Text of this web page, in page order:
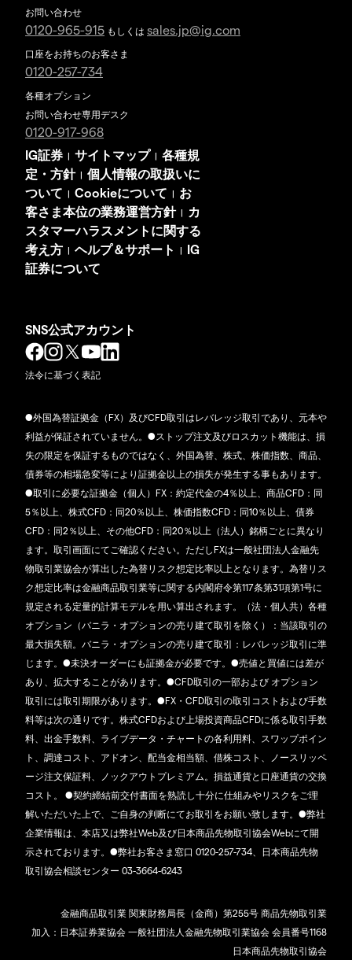
お問い合わせ
0120-965-915 もしくは sales.jp@ig.com
口座をお持ちのお客さま
0120-257-734
各種オプション
お問い合わせ専用デスク
0120-917-968
IG証券 | サイトマップ | 各種規
定・方針| 個人情報の取扱いに
ついて | Cookieについて | お
客さま本位の業務運営方針|
カ
スタマーハラスメントに関する
考え方 | ヘルプ＆サポート | IG
証券について
SNS公式アカウント
法令に基づく表記
●外国為替証拠金（FX）及びCFD取引はレバレッジ取引であり、元本や
利益が保証されていません。●ストップ注文及びロスカット機能は、損
失の限定を保証するものではなく、外国為替、株式、株価指数、商品、
債券等の相場急変等により証拠金以上の損失が発生する事もあります。
●取引に必要な証拠金（個人）FX：約定代金の4％以上、商品CFD：同
5％以上、株式CFD：同20％以上、株価指数CFD：同10％以上、債券
CFD：同2％以上、その他CFD：同20％以上（法人）銘柄ごとに異なり
ます。取引画面にてご確認ください。ただしFXは一般社団法人金融先
物取引業協会が算出した為替リスク想定比率以上となります。為替リス
ク想定比率は金融商品取引業等に関する内閣府令第117条第31項第1号に
規定される定量的計算モデルを用い算出されます。（法・個人共）各種
オプション（バニラ・オプションの売り建て取引を除く）：当該取引の
最大損失額。バニラ・オプションの売り建て取引：レバレッジ取引に準
じます。●未決オーダーにも証拠金が必要です。●売値と買値には差が
あり、拡大することがあります。●CFD取引の一部および オプション
取引には取引期限があります。●FX・CFD取引の取引コストおよび手数
料等は次の通りです。株式CFDおよび上場投資商品CFDに係る取引手数
料、出金手数料、ライブデータ・チャートの各利用料、スワップポイン
ト、調達コスト、アドオン、配当金相当額、借株コスト、ノースリッペ
ージ注文保証料、ノックアウトプレミアム。損益通貨と口座通貨の交換
コスト。 ●契約締結前交付書面を熟読し十分に仕組みやリスクをご理
解いただいた上で、ご自身の判断にてお取引をお願い致します。●弊社
企業情報は、本店又は弊社Web及び日本商品先物取引協会Webにて開
示されております。●弊社お客さま窓口 0120-257-734、日本商品先物
取引協会相談センター 03-3664-6243
金融商品取引業 関東財務局長（金商）第255号 商品先物取引業
加入：日本証券業協会 一般社団法人金融先物取引業協会 会員番号1168
日本商品先物取引協会